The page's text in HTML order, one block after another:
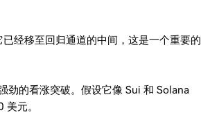
经移至回归通道的中间，这是一个重要的
劲的看涨突破。假设它像 Sui 和 Solana
元。